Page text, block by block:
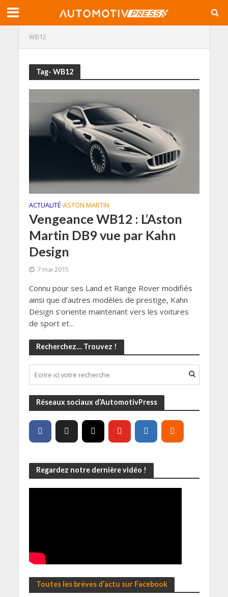
WB12
Tag- WB12
ACTUALITÉ•ASTON MARTIN
Vengeance WB12 : L’Aston
Martin DB9 vue par Kahn
Design
7 mai 2015
Connu pour ses Land et Range Rover modifiés
ainsi que d’autres modèles de prestige, Kahn
Design s’oriente maintenant vers les voitures
de sport et...
Recherchez… Trouvez !
Réseaux sociaux d’AutomotivPress
Regardez notre dernière vidéo !
Toutes les brèves d’actu sur Facebook